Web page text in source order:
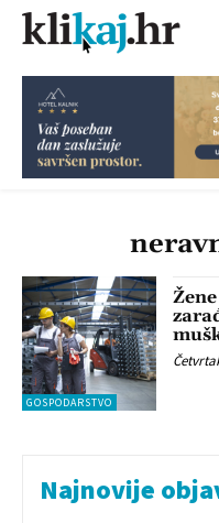
GOSPODARSTVO
Najnovije